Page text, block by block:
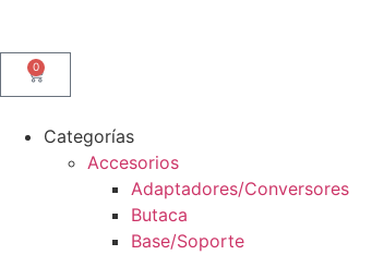
0
Categorías
Accesorios
Adaptadores/Conversores
Butaca
Base/Soporte